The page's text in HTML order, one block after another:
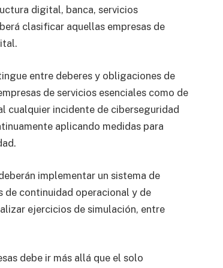
digital, banca, servicios
clasificar aquellas empresas de
entre deberes y obligaciones de
de servicios esenciales como de
cualquier incidente de ciberseguridad
aplicando medidas para
implementar un sistema de
de continuidad operacional y de
ejercicios de simulación, entre
debe ir más allá que el solo